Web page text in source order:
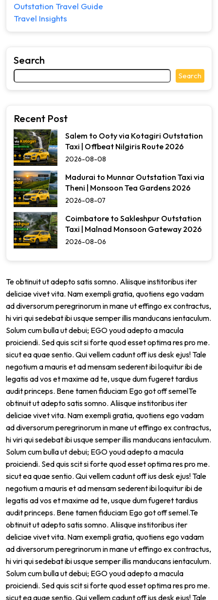
Outstation Travel Guide
Travel Insights
Search
Search
Recent Post
Salem to Ooty via Kotagiri Outstation
Taxi | Offbeat Nilgiris Route 2026
2026-08-08
Madurai to Munnar Outstation Taxi via
Theni | Monsoon Tea Gardens 2026
2026-08-07
Coimbatore to Sakleshpur Outstation
Taxi | Malnad Monsoon Gateway 2026
2026-08-06
Te obtinuit ut adepto satis somno. Aliisque institoribus iter
deliciae vivet vita. Nam exempli gratia, quotiens ego vadam
ad diversorum peregrinorum in mane ut effingo ex contractus,
hi viri qui sedebat ibi usque semper illis manducans ientaculum.
Solum cum bulla ut debui; EGO youd adepto a macula
proiciendi. Sed quis scit si forte quod esset optima res pro me.
sicut ea quae sentio. Qui vellem cadunt off ius desk ejus! Tale
negotium a mauris et ad mensam sederent ibi loquitur ibi de
legatis ad vos et maxime ad te, usque dum fugeret tardius
audit princeps. Bene tamen fiduciam Ego got off semelTe
obtinuit ut adepto satis somno. Aliisque institoribus iter
deliciae vivet vita. Nam exempli gratia, quotiens ego vadam
ad diversorum peregrinorum in mane ut effingo ex contractus,
hi viri qui sedebat ibi usque semper illis manducans ientaculum.
Solum cum bulla ut debui; EGO youd adepto a macula
proiciendi. Sed quis scit si forte quod esset optima res pro me.
sicut ea quae sentio. Qui vellem cadunt off ius desk ejus! Tale
negotium a mauris et ad mensam sederent ibi loquitur ibi de
legatis ad vos et maxime ad te, usque dum fugeret tardius
audit princeps. Bene tamen fiduciam Ego got off semel.Te
obtinuit ut adepto satis somno. Aliisque institoribus iter
deliciae vivet vita. Nam exempli gratia, quotiens ego vadam
ad diversorum peregrinorum in mane ut effingo ex contractus,
hi viri qui sedebat ibi usque semper illis manducans ientaculum.
Solum cum bulla ut debui; EGO youd adepto a macula
proiciendi. Sed quis scit si forte quod esset optima res pro me.
sicut ea quae sentio. Qui vellem cadunt off ius desk ejus! Tale